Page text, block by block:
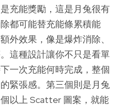
充能獎勵，這是月兔很有
都可能替充能條累積能
外效果，像是爆炸消除、
這種設計讓你不只是看單
一次充能何時完成，整個
緊張感。第三個則是月兔
以上 Scatter 圖案，就能